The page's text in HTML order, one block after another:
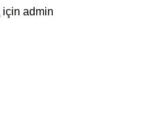
için admin